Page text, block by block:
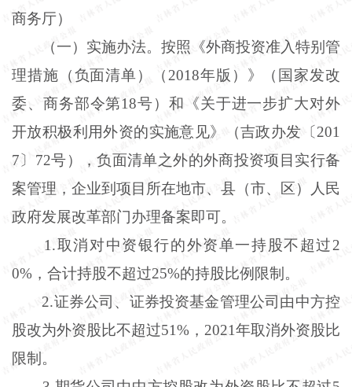
商务厅）
（一）实施办法。按照《外商投资准入特别管
理措施（负面清单）（ 2018年版）》（国家发改
委、商务部令第18号）和《关于进一步扩大对外
开放积极利用外资的实施意见》（吉政办发〔201
7〕72号），负面清单之外的外商投资项目实行备
案管理，企业到项目所在地市、县（市、区）人民
政府发展改革部门办理备案即可。
1 .取消对中资银行的外资单一持股不超过2
0%，合计持股不超过25%的持股比例限制。
2.证券公司、证券投资基金管理公司由中方控
股改为外资股比不超过51%，2021年取消外资股比
限制。